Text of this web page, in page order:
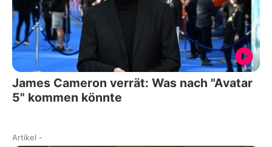
James Cameron verrät: Was nach "Avatar
5" kommen könnte
Artikel -